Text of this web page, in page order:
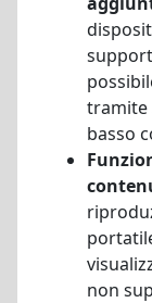
tramite
basso
non